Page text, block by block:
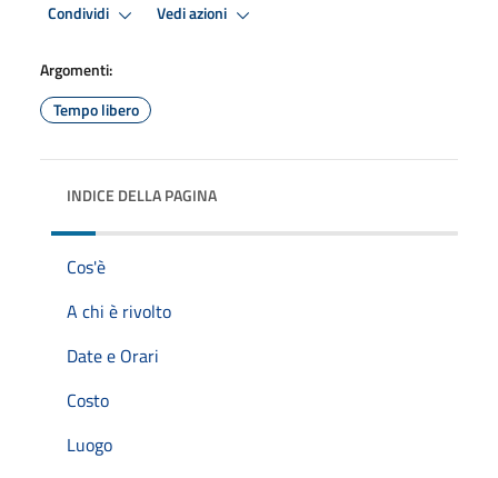
Condividi Vedi azioni
Argomenti:
Tempo libero
INDICE DELLA PAGINA
Cos'è
A chi è rivolto
Date e Orari
Costo
Luogo